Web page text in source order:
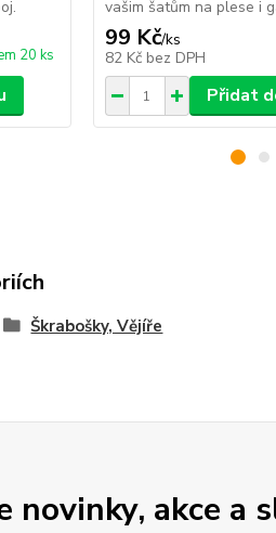
20 ks
vašim šatům na plese i
99 Kč/ks
82 Kč bez DPH
Přidat
Škrabošky, Vějíře
novinky, akce a